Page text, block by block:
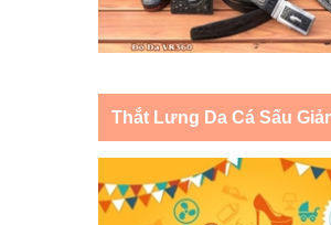
Thắt Lưng Da Cá Sấu